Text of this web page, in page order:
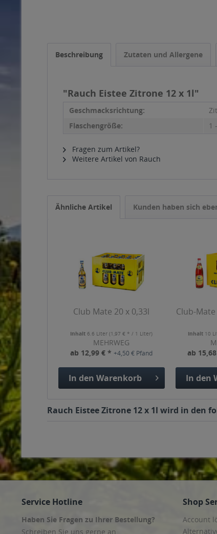
Beschreibung Zutaten und Allergene
"Rauch Eistee Zitrone 12 x 1l"
Geschmacksrichtung:
Flaschengröße:
1
Fragen zum Artikel?
Weitere Artikel von Rauch
Ähnliche Artikel Kunden haben sich
Club Mate 20 x 0,33l
Inhalt 6.6 Liter(1,97 € * / 1 Liter)
MEHRWEG
ab 12,99 € *+4,50 € Pfand
In den Warenkorb
Club-
Inhalt 10
ab
In den
Rauch Eistee Zitrone 12 x 1l wird in den
Service Hotline
Haben Sie Fragen zu Ihrer Bestellung?
Schreiben Sie uns gerne an
Shop
Account